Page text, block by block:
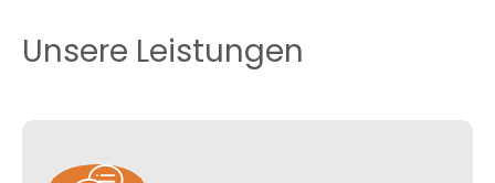
Unsere Leistungen